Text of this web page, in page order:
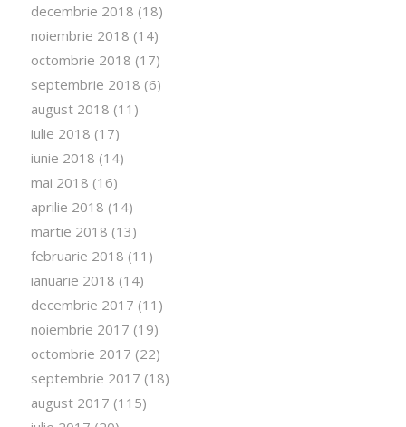
decembrie 2018 (18)
noiembrie 2018 (14)
octombrie 2018 (17)
septembrie 2018 (6)
august 2018 (11)
iulie 2018 (17)
iunie 2018 (14)
mai 2018 (16)
aprilie 2018 (14)
martie 2018 (13)
februarie 2018 (11)
ianuarie 2018 (14)
decembrie 2017 (11)
noiembrie 2017 (19)
octombrie 2017 (22)
septembrie 2017 (18)
august 2017 (115)